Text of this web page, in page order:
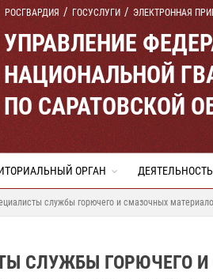
РОСГВАРДИЯ ГОСУСЛУГИ ЭЛЕКТРОННАЯ
УПРАВЛЕНИЕ
НАЦИОНАЛЬНОЙ
ПО САРАТОВСКОЙ
ОРГАН ДЕЯТЕЛЬНОСТЬ
службы горючего и смазочных
СЛУЖБЫ ГОРЮЧЕГО